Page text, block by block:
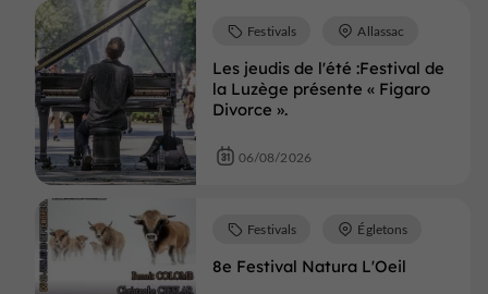
Les jeudis de l'été :Festival de
la Luzège présente « Figaro
Divorce ».
Festivals Allassac
06/08/2026
8e Festival Natura L'Oeil
Festivals Égletons